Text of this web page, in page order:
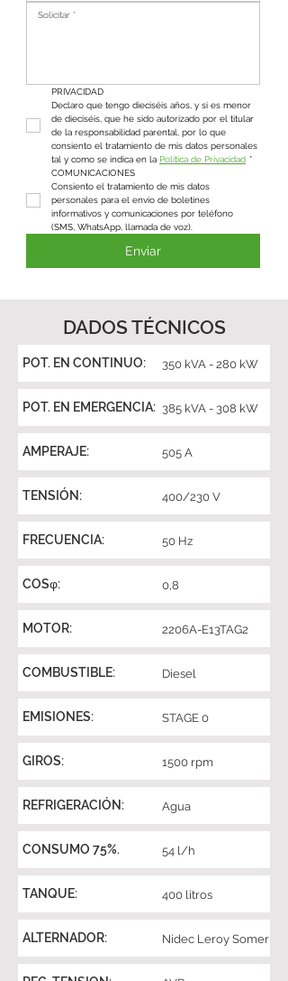
PRIVACIDAD
Declaro que tengo dieciséis años, y si es menor
de dieciséis, que he sido autorizado por el titular
de la responsabilidad parental, por lo que
consiento el tratamiento de mis datos personales
tal y como se indica en la Política de Privacidad *
COMUNICACIONES
Consiento el tratamiento de mis datos
personales para el envío de boletines
informativos y comunicaciones por teléfono
(SMS, WhatsApp, llamada de voz).
Enviar
DADOS TÉCNICOS
POT. EN CONTINUO: 350 kVA - 280 kW
POT. EN EMERGENCIA: 385 kVA - 308 kW
AMPERAJE: 505 A
TENSIÓN: 400/230 V
FRECUENCIA: 50 Hz
COSφ: 0,8
MOTOR: 2206A-E13TAG2
COMBUSTIBLE: Diesel
EMISIONES: STAGE 0
GIROS: 1500 rpm
REFRIGERACIÓN: Agua
CONSUMO 75%. 54 l/h
TANQUE: 400 litros
ALTERNADOR: Nidec Leroy Somer